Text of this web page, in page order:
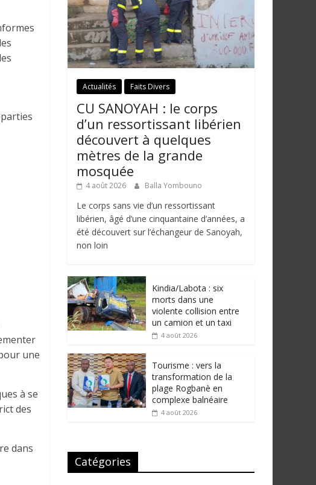
une
à se
des
dans
Actualités Faits Divers
CU SANOYAH : le corps
d’un ressortissant libérien
découvert à quelques
mètres de la grande
mosquée
4 août 2026 Balla Yombouno
Le corps sans vie d’un ressortissant
libérien, âgé d’une cinquantaine d’années, a
été découvert sur l’échangeur de Sanoyah,
non loin
Kindia/Labota : six
morts dans une
violente collision entre
un camion et un taxi
4 août 2026
Tourisme : vers la
transformation de la
plage Rogbanè en
complexe balnéaire
4 août 2026
Catégories